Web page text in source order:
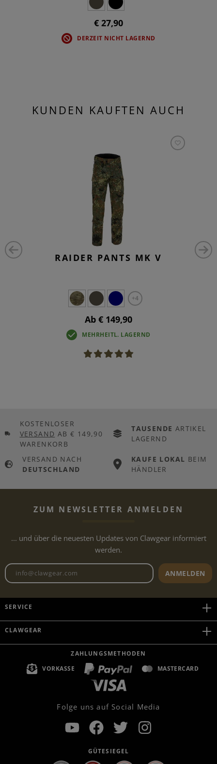
€ 27,90
DERZEIT NICHT LAGERND
KUNDEN KAUFTEN AUCH
RAIDER PANTS MK V
+4
Ab € 149,90
MEHRHEITL. LAGERND
KOSTENLOSER
VERSAND AB € 149,90
WARENKORB
TAUSENDE ARTIKEL
LAGERND
VERSAND NACH
DEUTSCHLAND
KAUFE LOKAL BEIM
HÄNDLER
ZUM NEWSLETTER ANMELDEN
... und über die neuesten Updates von Clawgear informiert
werden.
Newsletter E-Mail-Adresse
ANMELDEN
SERVICE
CLAWGEAR
ZAHLUNGSMETHODEN
VORKASSE
MASTERCARD
Folge uns auf Social Media
GÜTESIEGEL